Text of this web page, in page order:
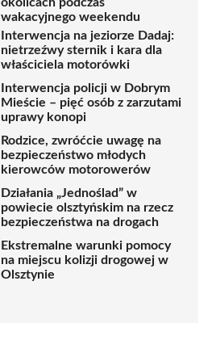
wakacyjnego weekendu
Interwencja na jeziorze Dadaj:
nietrzeźwy sternik i kara dla
właściciela motorówki
Interwencja policji w Dobrym
Mieście – pięć osób z zarzutami
uprawy konopi
Rodzice, zwróćcie uwagę na
bezpieczeństwo młodych
kierowców motorowerów
Działania „Jednoślad” w
powiecie olsztyńskim na rzecz
bezpieczeństwa na drogach
Ekstremalne warunki pomocy
na miejscu kolizji drogowej w
Olsztynie